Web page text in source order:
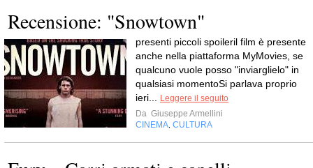
Recensione: "Snowtown"
presenti piccoli spoileril film è presente
anche nella piattaforma MyMovies, se
qualcuno vuole posso "inviarglielo" in
qualsiasi momentoSi parlava proprio
ieri... Leggere il seguito
Da Giuseppe Armellini
CINEMA, CULTURA